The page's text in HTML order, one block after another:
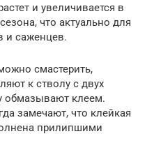
и увеличивается в
что актуально для
и саженцев.
смастерить,
к стволу с двух
обмазывают клеем.
замечают, что клейкая
прилипшими